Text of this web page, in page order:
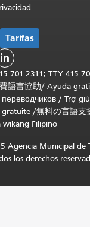
Tarifas

TTY
語言協助/ Ayuda
/ Trợ
gratuite /無料の言語支
wikang Filipino
Agencia Municipal de
los derechos